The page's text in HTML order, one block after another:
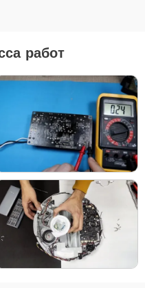
лучшим выбором
так как они
и долгий срок
устройство в
качественного
затраты без ущерба
высокое качество каждой
или надежные аналоги
+7 (863) 333-58-95
свяжется с вами в
работ